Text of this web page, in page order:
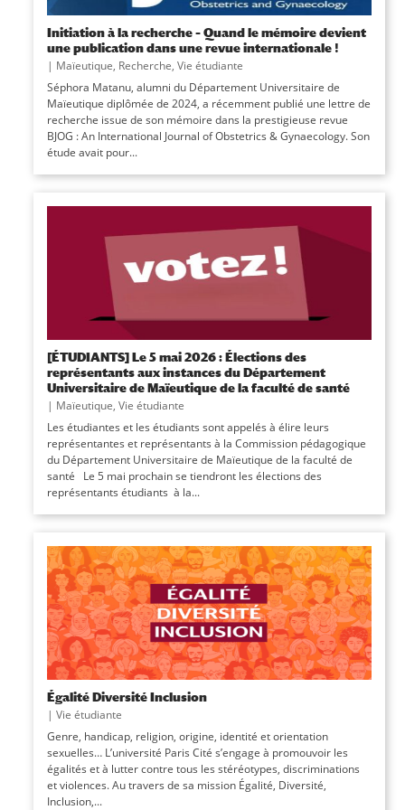
Initiation à la recherche – Quand le mémoire devient
une publication dans une revue internationale !
| Maïeutique, Recherche, Vie étudiante
Séphora Matanu, alumni du Département Universitaire de
Maïeutique diplômée de 2024, a récemment publié une lettre de
recherche issue de son mémoire dans la prestigieuse revue
BJOG : An International Journal of Obstetrics & Gynaecology. Son
étude avait pour...
[ÉTUDIANTS] Le 5 mai 2026 : Élections des
représentants aux instances du Département
Universitaire de Maïeutique de la faculté de santé
| Maïeutique, Vie étudiante
Les étudiantes et les étudiants sont appelés à élire leurs
représentantes et représentants à la Commission pédagogique
du Département Universitaire de Maïeutique de la faculté de
santé Le 5 mai prochain se tiendront les élections des
représentants étudiants à la...
Égalité Diversité Inclusion
| Vie étudiante
Genre, handicap, religion, origine, identité et orientation
sexuelles… L’université Paris Cité s’engage à promouvoir les
égalités et à lutter contre tous les stéréotypes, discriminations
et violences. Au travers de sa mission Égalité, Diversité,
Inclusion,...